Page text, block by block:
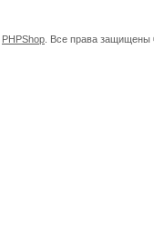
PHPShop . Все права защищены